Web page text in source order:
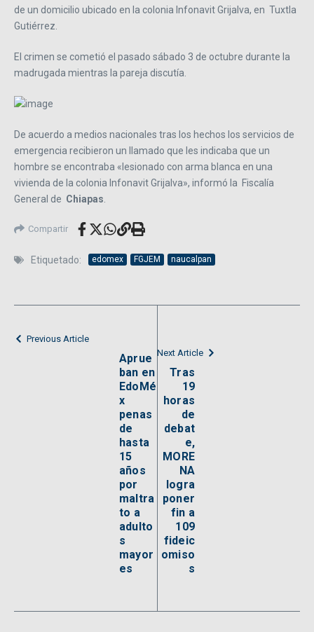
de un domicilio ubicado en la colonia Infonavit Grijalva, en Tuxtla
Gutiérrez.
El crimen se cometió el pasado sábado 3 de octubre durante la
madrugada mientras la pareja discutía.
De acuerdo a medios nacionales tras los hechos los servicios de
emergencia recibieron un llamado que les indicaba que un
hombre se encontraba «lesionado con arma blanca en una
vivienda de la colonia Infonavit Grijalva», informó la Fiscalía
General de Chiapas
Compartir
Etiquetado: edomex FGJEM naucalpan
Previous Article
Aprue
ban en
EdoMé
x
penas
de
hasta
15
años
por
maltra
to a
adulto
s
mayor
es
Next Article
Tras
19
horas
de
debat
e,
MORE
NA
logra
poner
fin a
109
fideic
omiso
s